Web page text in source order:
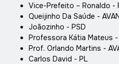
Vice-Prefeito – Ronaldo -
Queijinho Da Saúde -
Joãozinho - PSD
Professora Kátia Mateus -
Prof. Orlando Martins -
Carlos David - PL